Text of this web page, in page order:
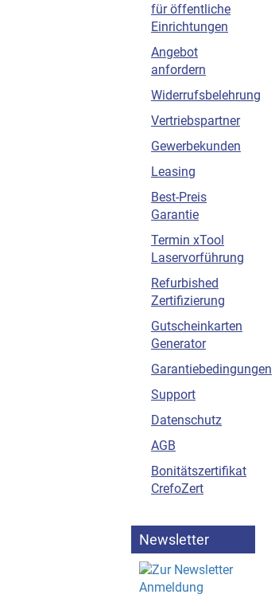
für öffentliche
Einrichtungen
Angebot
anfordern
Widerrufsbelehrung
Vertriebspartner
Gewerbekunden
Leasing
Best-Preis
Garantie
Termin xTool
Laservorführung
Refurbished
Zertifizierung
Gutscheinkarten
Generator
Garantiebedingungen
Support
Datenschutz
AGB
Bonitätszertifikat
CrefoZert
Newsletter